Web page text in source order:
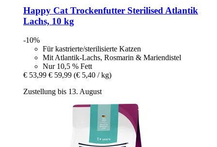
Happy Cat Trockenfutter Sterilised Atlantik
Lachs, 10 kg
-10%
Für kastrierte/sterilisierte Katzen
Mit Atlantik-Lachs, Rosmarin & Mariendistel
Nur 10,5 % Fett
€ 53,99 € 59,99 (€ 5,40 / kg)
Zustellung bis 13. August